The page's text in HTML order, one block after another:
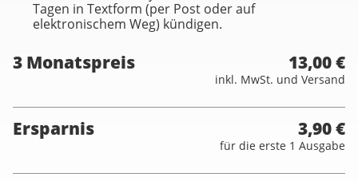
Tagen in Textform (per Post oder auf
elektronischem Weg) kündigen.
3 Monatspreis 13,00 €
inkl. MwSt. und Versand
Ersparnis 3,90 €
für die erste 1 Ausgabe